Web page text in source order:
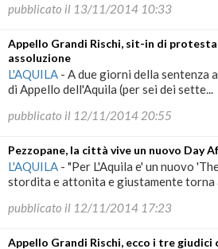
pubblicato il 13/11/2014 10:33
Appello Grandi Rischi, sit-in di
assoluzione
L'AQUILA - A due giorni della sentenza
di Appello dell'Aquila (per sei dei sette...
pubblicato il 12/11/2014 20:55
Pezzopane, la città vive un nuovo Day
L'AQUILA - "Per L'Aquila e' un nuovo
stordita e attonita e giustamente torna
pubblicato il 12/11/2014 17:23
Appello Grandi Rischi, ecco i tre giudici